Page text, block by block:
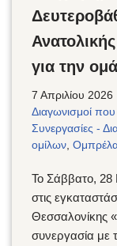
για την
7 Απριλίου 2026
Διαγωνισμοί που
Συνεργασίες -
ομίλων
Το Σάββατο, 28
στις
Θεσσαλονίκης
συνεργασία με